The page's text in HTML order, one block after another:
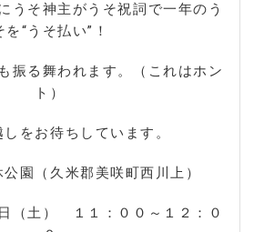
うそ神主がうそ祝詞で一年のう
を“うそ払い”！
振る舞われます。（これはホン
ト）
をお待ちしています。
園（久米郡美咲町西川上）
（土） １１：００～１２：０